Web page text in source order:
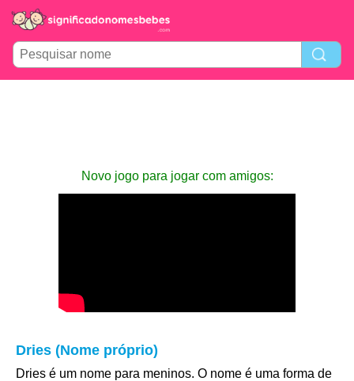
Novo jogo para jogar com amigos:
Dries (Nome próprio)
Dries é um nome para meninos. O nome é uma forma de